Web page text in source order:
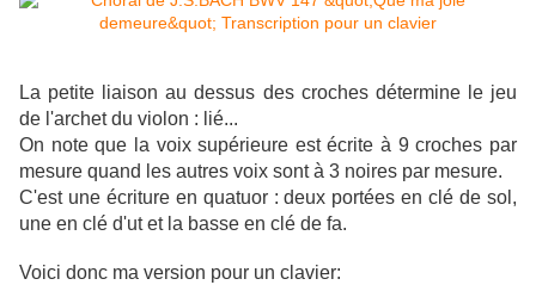
La petite liaison au dessus des croches détermine le jeu
de l'archet du violon : lié...
On note que la voix supérieure est écrite à 9 croches par
mesure quand les autres voix sont à 3 noires par mesure.
C'est une écriture en quatuor : deux portées en clé de sol,
une en clé d'ut et la basse en clé de fa.
Voici donc ma version pour un clavier: